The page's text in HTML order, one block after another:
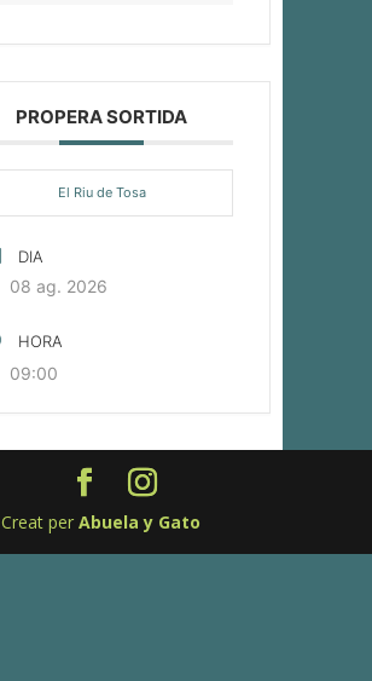
PROPERA SORTIDA
El Riu de Tosa
DIA
08 ag. 2026
HORA
09:00
Creat perAbuela y Gato